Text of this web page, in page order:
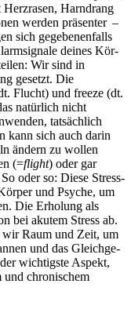
Harn­drang
werden prä­sen­ter –
sich gegebenenfalls
deines Kör­
Wir sind in
gesetzt. Die
Flucht) und freeze (dt.
natürlich nicht
tatsächlich
kann sich auch darin
ändern zu wollen
(=flight) oder gar
oder so: Diese Stress­
und Psyche, um
Die Erholung als
bei akutem Stress ab.
Raum und Zeit, um
und das Gleich­ge­
wich­tigste Aspekt,
und chro­ni­schem